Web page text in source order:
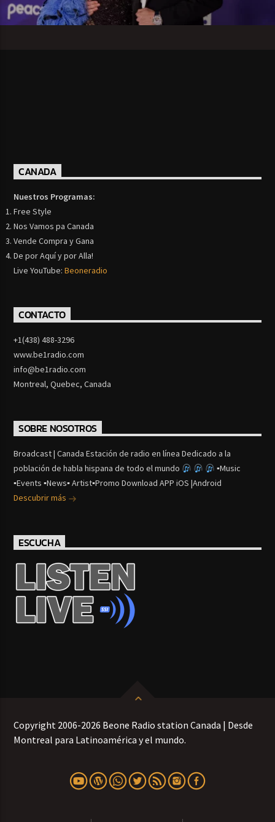
CANADA
Nuestros Programas:
Free Style
Nos Vamos pa Canada
Vende Compra y Gana
De por Aquí y por Alla!
Live YouTube:Beoneradio
CONTACTO
+1(438) 488-3296
www.be1radio.com
info@be1radio.com
Montreal, Quebec, Canada
SOBRE NOSOTROS
Broadcast | Canada Estación de radio en línea Dedicado a la
población de habla hispana de todo el mundo
▪Music
▪Events ▪News▪ Artist▪Promo Download APP iOS |Android
Descubrir más
ESCUCHA
Copyright 2006-2026 Beone Radio station Canada | Desde
Montreal para Latinoamérica y el mundo.